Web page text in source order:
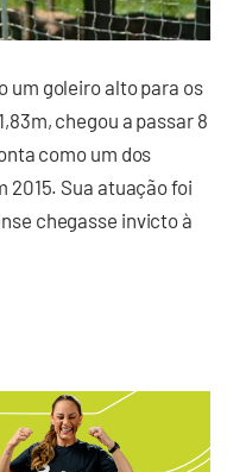
um goleiro alto para os
chegou a passar 8
como um dos
2015. Sua atuação foi
chegasse invicto à